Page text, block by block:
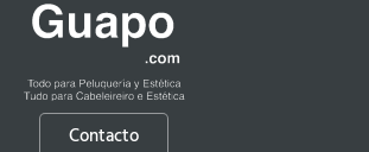
Contacto